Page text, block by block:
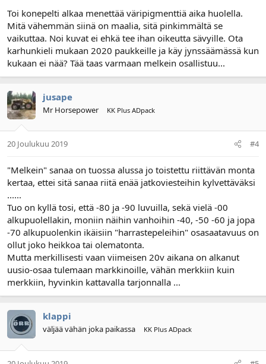
Toi konepelti alkaa menettää väripigmenttiä aika huolella.
Mitä vähemmän siinä on maalia, sitä pinkimmältä se
vaikuttaa. Noi kuvat ei ehkä tee ihan oikeutta sävyille. Ota
karhunkieli mukaan 2020 paukkeille ja käy jynssäämässä kun
kukaan ei nää? Tää taas varmaan melkein osallistuu...
jusape
Mr Horsepower KK Plus ADpack
20 Joulukuu 2019 #4
"Melkein" sanaa on tuossa alussa jo toistettu riittävän monta
kertaa, ettei sitä sanaa riitä enää jatkoviesteihin kylvettäväksi
......
Tuo on kyllä tosi, että -80 ja -90 luvuilla, sekä vielä -00
alkupuolellakin, moniin näihin vanhoihin -40, -50 -60 ja jopa
-70 alkupuolenkin ikäisiin "harrastepeleihin" osasaatavuus on
ollut joko heikkoa tai olematonta.
Mutta merkillisesti vaan viimeisen 20v aikana on alkanut
uusio-osaa tulemaan markkinoille, vähän merkkiin kuin
merkkiin, hyvinkin kattavalla tarjonnalla ...
klappi
väljää vähän joka paikassa KK Plus ADpack